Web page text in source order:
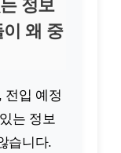
정보
왜 중
전입 예정
는 정보
습니다.